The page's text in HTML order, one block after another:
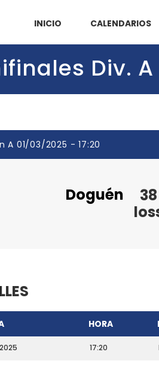
INICIO CALENDARIOS
Div.
A 01/03/2025 - 17:20
Doguén
38
HORA
17:20